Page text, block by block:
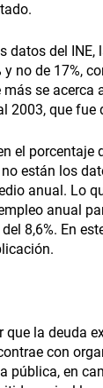
datos del INE,
no de 17%,
se acerca
2003, que fue
el porcentaje
están los
anual. Lo
anual
8,6%. En
la deuda
con
pública, en